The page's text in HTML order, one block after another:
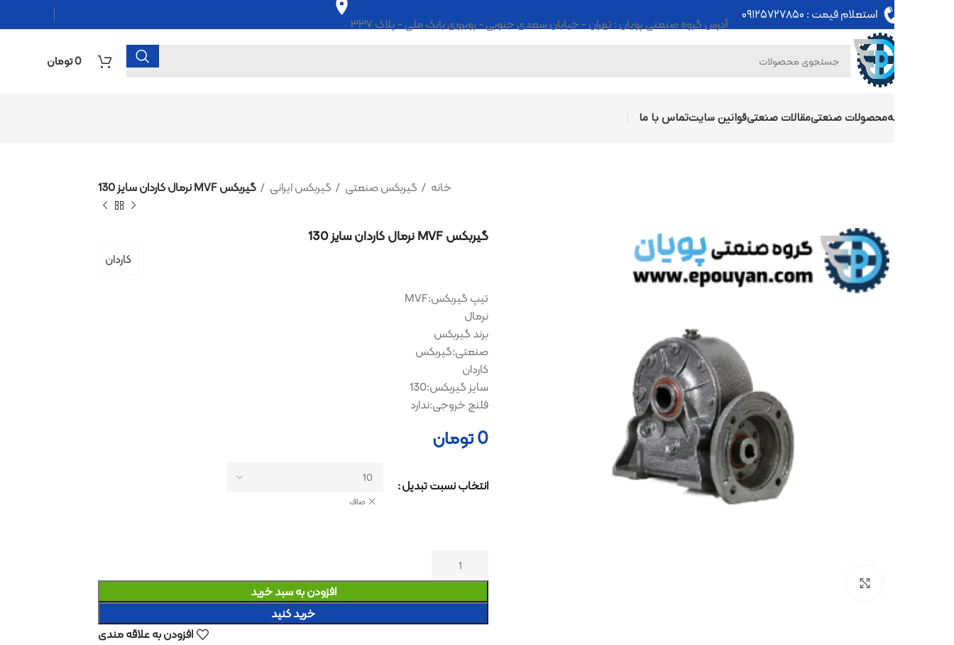
استعلام قیمت :۰۹۱۲۵۷۲۷۸۵۰ آدرس گروه صنعتی پویان : تهران - خیابان سعدی جنوبی - روبروی بانک ملی - پلاک ۳۳۷
0 تومان
محصولات صنعتیمقالات صنعتیقوانین سایتتماس با ما
گیربکس صنعتی گیربکس ایرانی گیربکس MVF نرمال کاردان سایز 130
بزرگنمایی تصویر
تیپ گیربکس:MVF
صنعتی:گیربکس
سایز گیربکس:130
فلنچ خروجی:ندارد
انتخاب نسبت تبدیل
افزودن به سبد خرید
افزودن به علاقه مندی